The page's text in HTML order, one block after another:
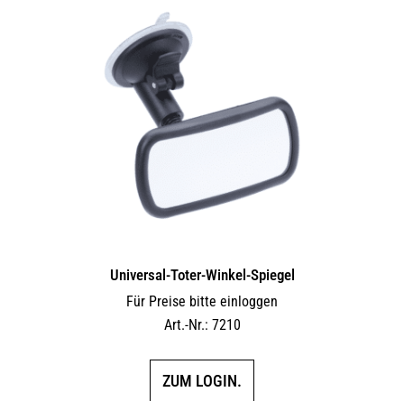
Universal-Toter-Winkel-Spiegel
Für Preise bitte einloggen
Art.-Nr.: 7210
ZUM LOGIN.